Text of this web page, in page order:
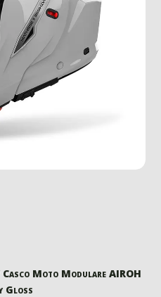
Moto Modulare AIROH
Gloss